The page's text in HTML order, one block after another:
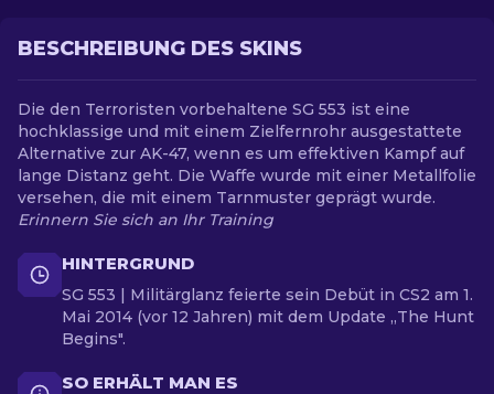
BESCHREIBUNG DES SKINS
Die den Terroristen vorbehaltene SG 553 ist eine
hochklassige und mit einem Zielfernrohr ausgestattete
Alternative zur AK-47, wenn es um effektiven Kampf auf
lange Distanz geht. Die Waffe wurde mit einer Metallfolie
versehen, die mit einem Tarnmuster geprägt wurde.
Erinnern Sie sich an Ihr Training
HINTERGRUND
SG 553 | Militärglanz feierte sein Debüt in CS2 am 1.
Mai 2014 (vor 12 Jahren) mit dem Update „The Hunt
Begins".
SO ERHÄLT MAN ES